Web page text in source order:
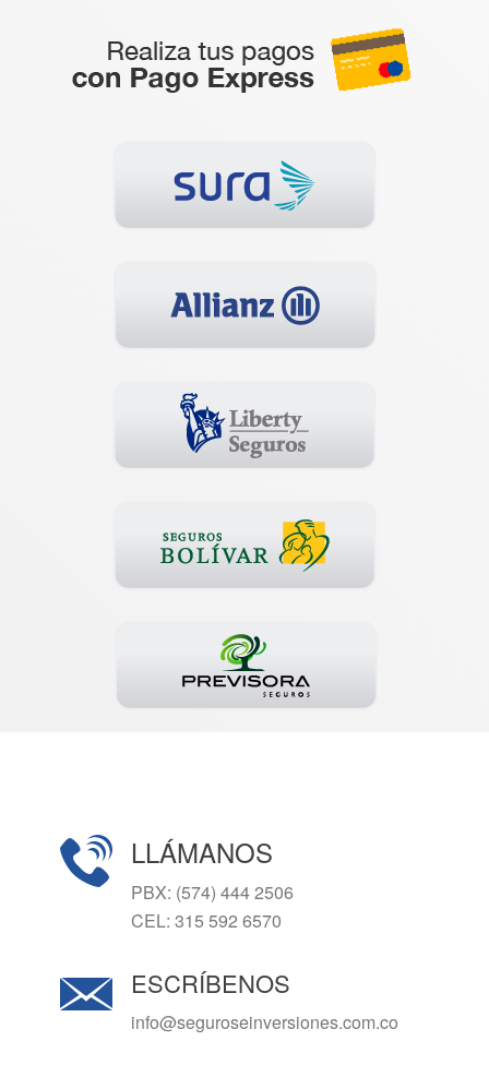
LLÁMANOS
PBX: (574) 444 2506
CEL: 315 592 6570
ESCRÍBENOS
info@seguroseinversiones.com.co